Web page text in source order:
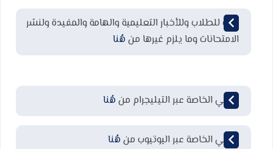
قناة للطلاب وللأخبار التعليمية والهامة والمفيدة ولنشر
الامتحانات وما يلزم غيرها من هُنا
قناتي الخاصة عبر التيليجرام من هُنا
قناتي الخاصة عبر اليوتيوب من هُنا